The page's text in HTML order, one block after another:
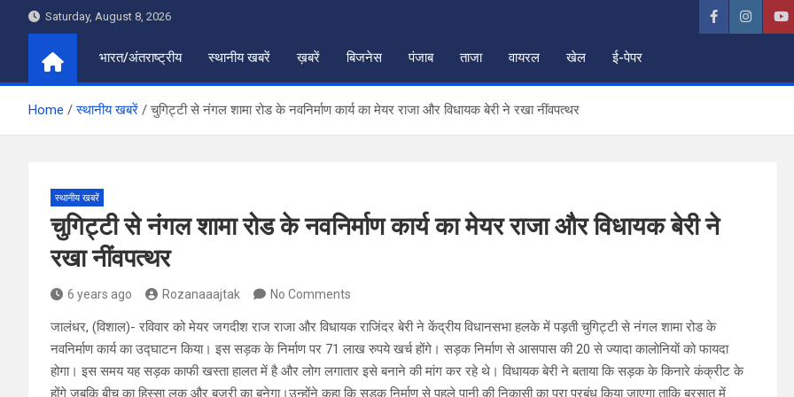
Saturday, August 8, 2026
भारत/अंतराष्ट्रीय स्थानीय खबरें ख़बरें बिजनेस पंजाब ताजा वायरल खेल ई-पेपर
Home स्थानीय खबरें चुगिट्टी से नंगल शामा रोड के नवनिर्माण कार्य का मेयर राजा और विधायक बेरी ने रखा नींवपत्थर
स्थानीय खबरें
चुगिट्टी से नंगल शामा रोड के नवनिर्माण कार्य का मेयर राजा और विधायक बेरी ने
रखा नींवपत्थर
6 years ago Rozanaaajtak No Comments
जालंधर, (विशाल)- रविवार को मेयर जगदीश राज राजा और विधायक राजिंदर बेरी ने केंद्रीय विधानसभा हलके में पड़ती चुगिट्टी से नंगल शामा रोड के
नवनिर्माण कार्य का उद्घाटन किया। इस सड़क के निर्माण पर 71 लाख रुपये खर्च होंगे। सड़क निर्माण से आसपास की 20 से ज्यादा कालाेनियाें को फायदा
होगा। इस समय यह सड़क काफी खस्ता हालत में है और लोग लगातार इसे बनाने की मांग कर रहे थे। विधायक बेरी ने बताया कि सड़क के किनारे कंक्रीट के
होंगे जबकि बीच का हिस्सा लुक और बजरी का बनेगा।उन्होंने कहा कि सड़क निर्माण से पहले पानी की निकासी का पूरा प्रबंध किया जाएगा ताकि बरसात में